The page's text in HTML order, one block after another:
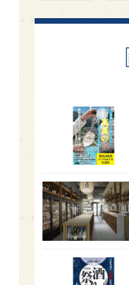
愛知県 14 宮
オピニオンリーダー
7 奈良県
6 フラ
山口県 4 アメ
大分県 4 三重県
オーストラリア